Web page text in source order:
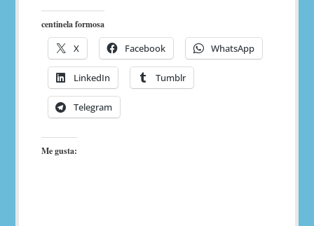
centinela formosa
X Facebook WhatsApp
LinkedIn Tumblr
Telegram
Me gusta: